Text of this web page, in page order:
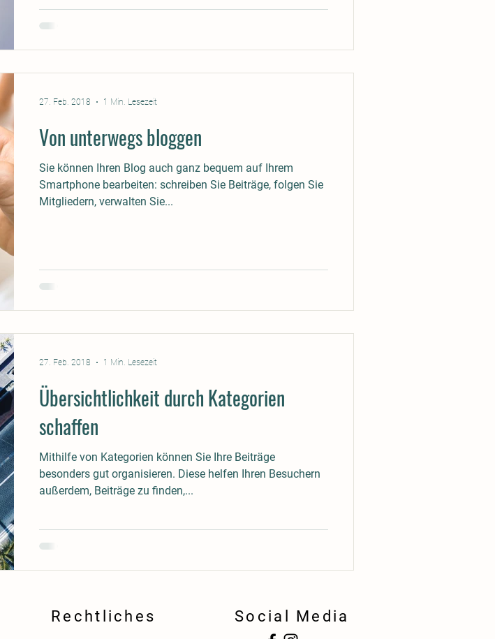
Von unterwegs bloggen
Sie können Ihren Blog auch ganz bequem auf Ihrem
Smartphone bearbeiten: schreiben Sie Beiträge, folgen Sie
Mitgliedern, verwalten Sie...
27. Feb. 2018 1 Min. Lesezeit
Übersichtlichkeit durch Kategorien
schaffen
Mithilfe von Kategorien können Sie Ihre Beiträge
besonders gut organisieren. Diese helfen Ihren Besuchern
außerdem, Beiträge zu finden,...
27. Feb. 2018 1 Min. Lesezeit
Rechtliches Social Media